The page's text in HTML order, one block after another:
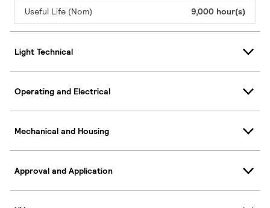
Useful Life (Nom) 9,000 hour(s)
Light Technical
Operating and Electrical
Mechanical and Housing
Approval and Application